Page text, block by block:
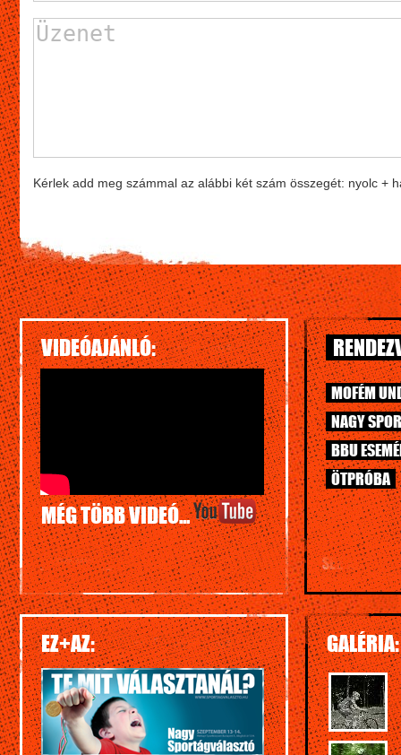
Kérlek add meg számmal az alábbi két szám összegét: nyolc +
VIDEÓAJÁNLÓ:
MÉG TÖBB VIDEÓ...
MOFÉM
NAGY
BBU
ÖTPRÓBA
EZ+AZ: GALÉRIA: